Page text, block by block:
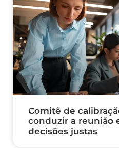
Comitê de
conduzir a reunião
decisões justas